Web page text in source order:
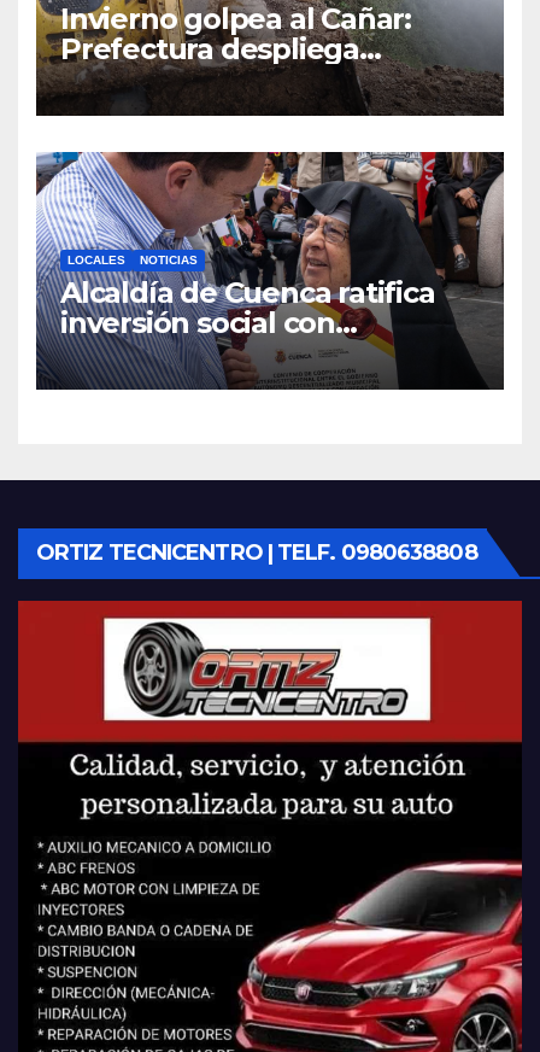
Invierno golpea al Cañar:
Prefectura despliega
maquinaria en toda la
provincia para mantener las
LOCALES NOTICIAS
Alcaldía de Cuenca ratifica
inversión social con
fundaciones e instituciones
locales
ORTIZ TECNICENTRO | TELF. 0980638808